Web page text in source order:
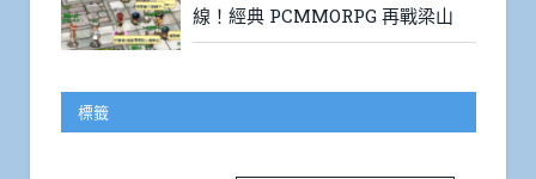
線！經典 PCMMORPG 再戰梁山
標籤